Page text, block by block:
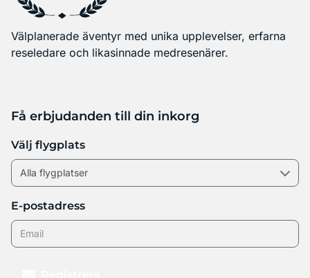
Välplanerade äventyr med unika upplevelser, erfarna
reseledare och likasinnade medresenärer.
Få erbjudanden till din inkorg
Välj flygplats
E-postadress